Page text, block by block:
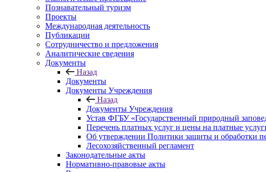
Познавательный туризм
Проекты
Международная деятельность
Публикации
Сотрудничество и предложения
Аналитические сведения
Документы
Назад
Документы
Документы Учреждения
Назад
Документы Учреждения
Устав ФГБУ «Государственный природный
Перечень платных услуг и цены на платные
Об утверждении Политики защиты и обработки
Лесохозяйственный регламент
Законодательные акты
Нормативно-правовые акты